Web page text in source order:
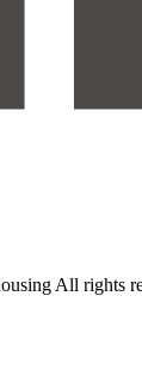
All rights